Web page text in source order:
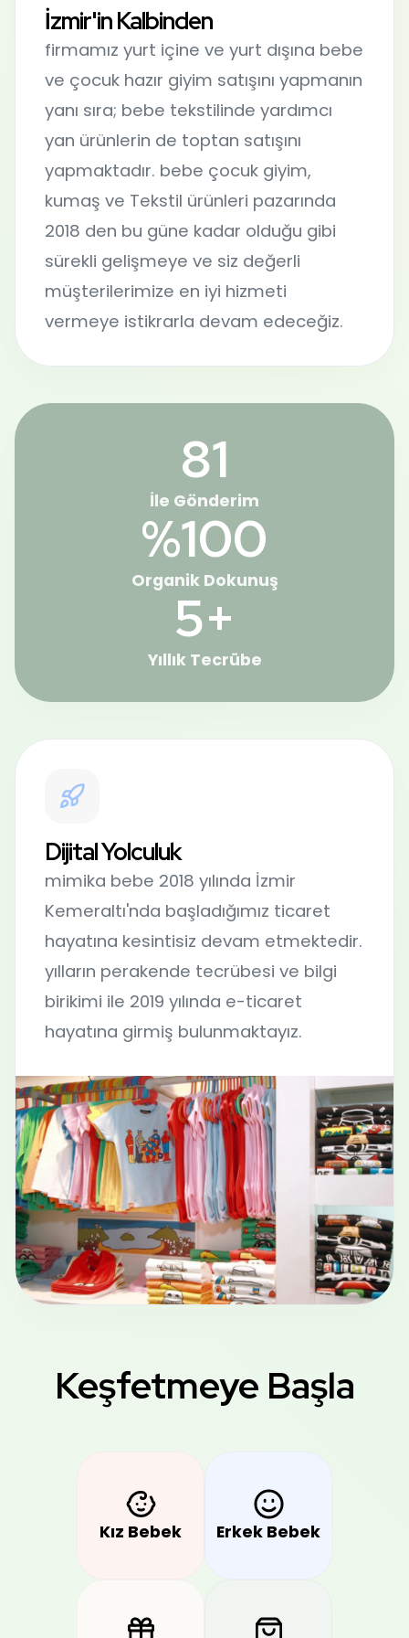
İzmir'in Kalbinden
firmamız yurt içine ve yurt dışına bebe
ve çocuk hazır giyim satışını yapmanın
yanı sıra; bebe tekstilinde yardımcı
yan ürünlerin de toptan satışını
yapmaktadır. bebe çocuk giyim,
kumaş ve Tekstil ürünleri pazarında
2018 den bu güne kadar olduğu gibi
sürekli gelişmeye ve siz değerli
müşterilerimize en iyi hizmeti
vermeye istikrarla devam edeceğiz.
81
İle Gönderim
%100
Organik Dokunuş
5+
Yıllık Tecrübe
Dijital Yolculuk
mimika bebe 2018 yılında İzmir
Kemeraltı'nda başladığımız ticaret
hayatına kesintisiz devam etmektedir.
yılların perakende tecrübesi ve bilgi
birikimi ile 2019 yılında e-ticaret
hayatına girmiş bulunmaktayız.
Keşfetmeye Başla
Kız Bebek Erkek Bebek